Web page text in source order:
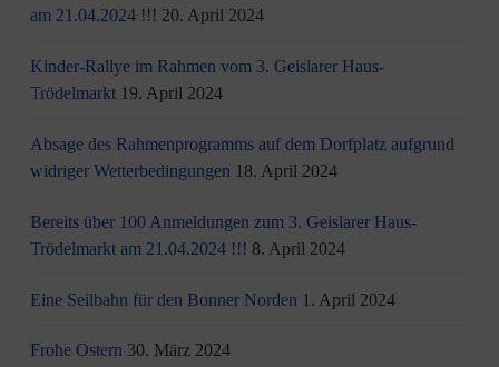
am 21.04.2024 !!! 20. April 2024
Kinder-Rallye im Rahmen vom 3. Geislarer Haus-
Trödelmarkt 19. April 2024
Absage des Rahmenprogramms auf dem Dorfplatz aufgrund
widriger Wetterbedingungen 18. April 2024
Bereits über 100 Anmeldungen zum 3. Geislarer Haus-
Trödelmarkt am 21.04.2024 !!! 8. April 2024
Eine Seilbahn für den Bonner Norden 1. April 2024
Frohe Ostern 30. März 2024